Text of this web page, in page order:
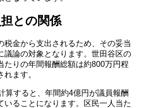
との関係
税金から支出されるため、その妥当
議論の対象となります。世田谷区の
たりの年間報酬総額は約800万円程
れます。
算すると、年間約4億円が議員報酬
いることになります。区民一人当た